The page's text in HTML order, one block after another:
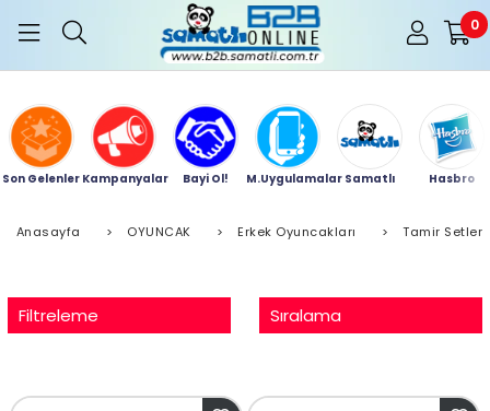
0
Son Gelenler Kampanyalar Bayi Ol! M.Uygulamalar Samatlı Hasbro
Anasayfa > OYUNCAK > Erkek Oyuncakları > Tamir Setleri
Filtreleme Sıralama